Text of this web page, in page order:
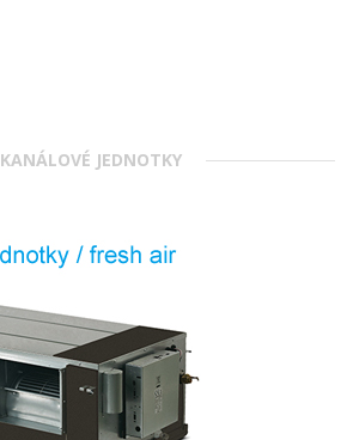
KANÁLOVÉ JEDNOTKY